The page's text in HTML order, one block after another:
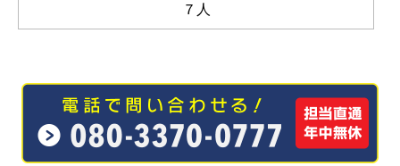
７人